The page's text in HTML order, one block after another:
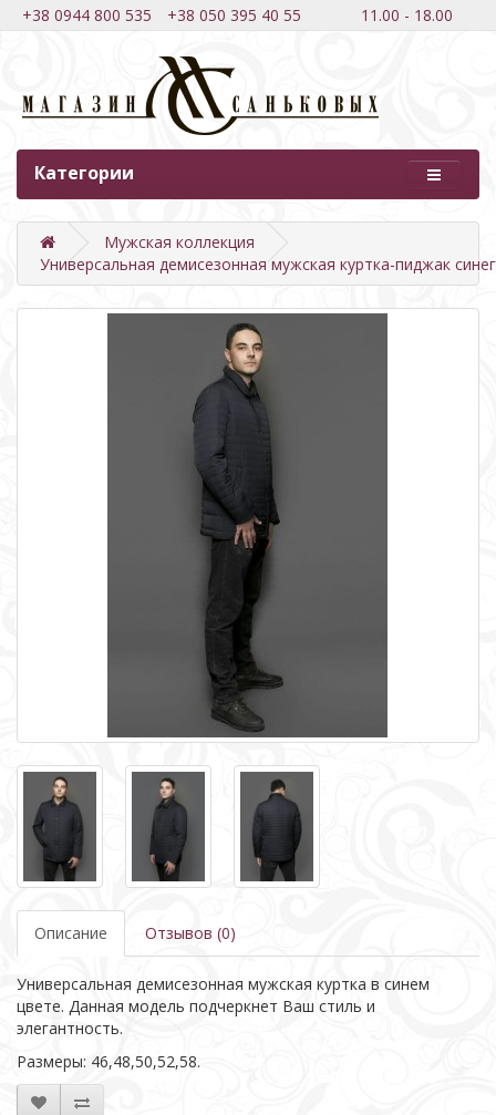
+38 0944 800 535 +38 050 395 40 55 11.00 - 18.00
Категории
Мужская коллекция
Универсальная демисезонная мужская куртка-пиджак
Описание Отзывов (0)
Универсальная демисезонная мужская куртка в синем
цвете. Данная модель подчеркнет Ваш стиль и
элегантность.
Размеры: 46,48,50,52,58.